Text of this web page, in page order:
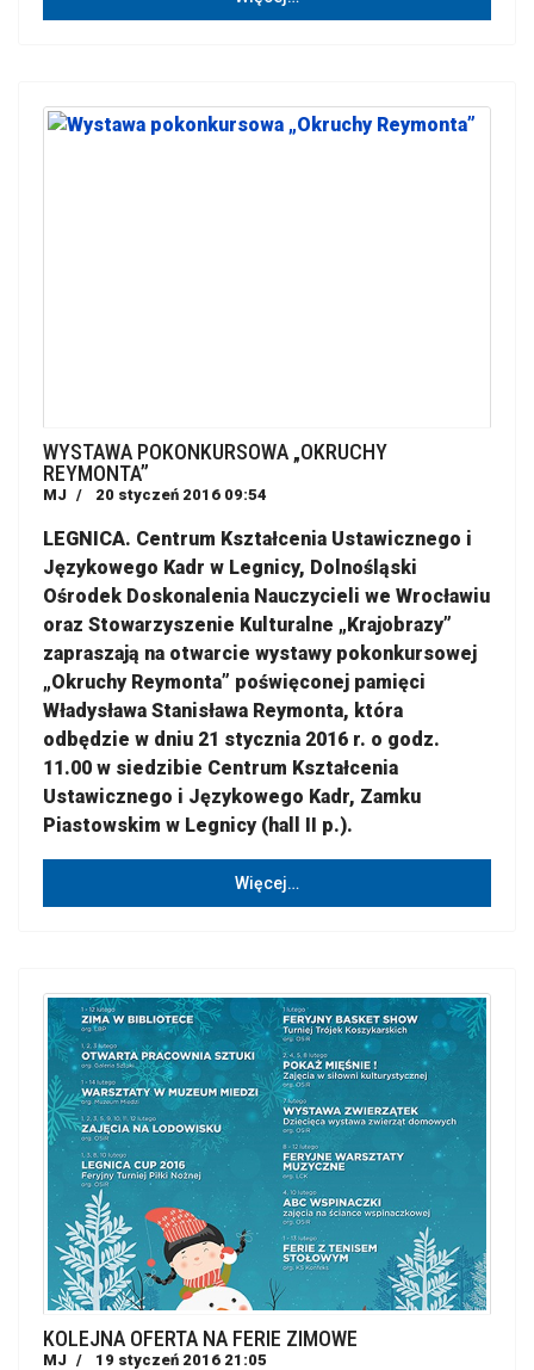
WYSTAWA POKONKURSOWA „OKRUCHY
REYMONTA”
MJ 20 styczeń 2016 09:54
LEGNICA. Centrum Kształcenia Ustawicznego i
Językowego Kadr w Legnicy, Dolnośląski
Ośrodek Doskonalenia Nauczycieli we Wrocławiu
oraz Stowarzyszenie Kulturalne „Krajobrazy”
zapraszają na otwarcie wystawy pokonkursowej
„Okruchy Reymonta” poświęconej pamięci
Władysława Stanisława Reymonta, która
odbędzie w dniu 21 stycznia 2016 r. o godz.
11.00 w siedzibie Centrum Kształcenia
Ustawicznego i Językowego Kadr, Zamku
Piastowskim w Legnicy (hall II p.).
Więcej…
KOLEJNA OFERTA NA FERIE ZIMOWE
MJ 19 styczeń 2016 21:05